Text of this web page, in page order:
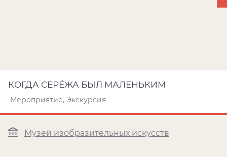
КОГДА СЕРЁЖА БЫЛ МАЛЕНЬКИМ
Мероприятие, Экскурсия
Музей изобразительных искусств